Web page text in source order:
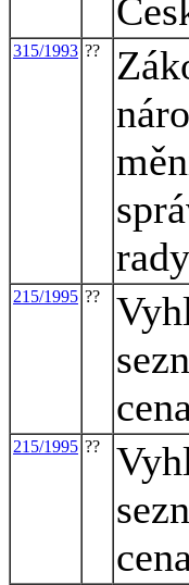
315/1993 ??
215/1995 ??
215/1995 ??